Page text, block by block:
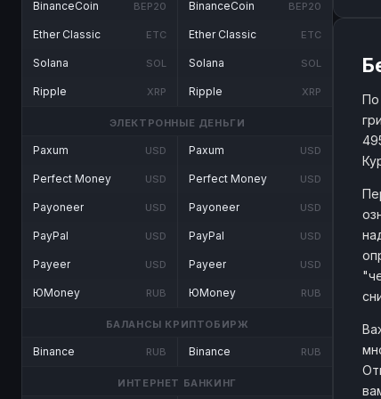
BinanceCoin BEP20
Ether Classic ETC
Solana SOL
Ripple XRP
BinanceCoin BEP20
Ether Classic ETC
Solana SOL
Ripple XRP
ЭЛЕКТРОННЫЕ ДЕНЬГИ
Paxum USD
Perfect Money USD
Payoneer USD
PayPal USD
Payeer USD
ЮMoney RUB
Paxum USD
Perfect Money USD
Payoneer USD
PayPal USD
Payeer USD
ЮMoney RUB
БАЛАНСЫ КРИПТОБИРЖ
Binance RUB Binance RUB
ИНТЕРНЕТ БАНКИНГ
По